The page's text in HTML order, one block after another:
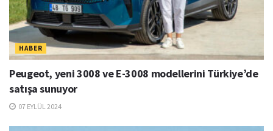
HABER
Peugeot, yeni 3008 ve E-3008 modellerini Türkiye’de
satışa sunuyor
07 EYLÜL 2024